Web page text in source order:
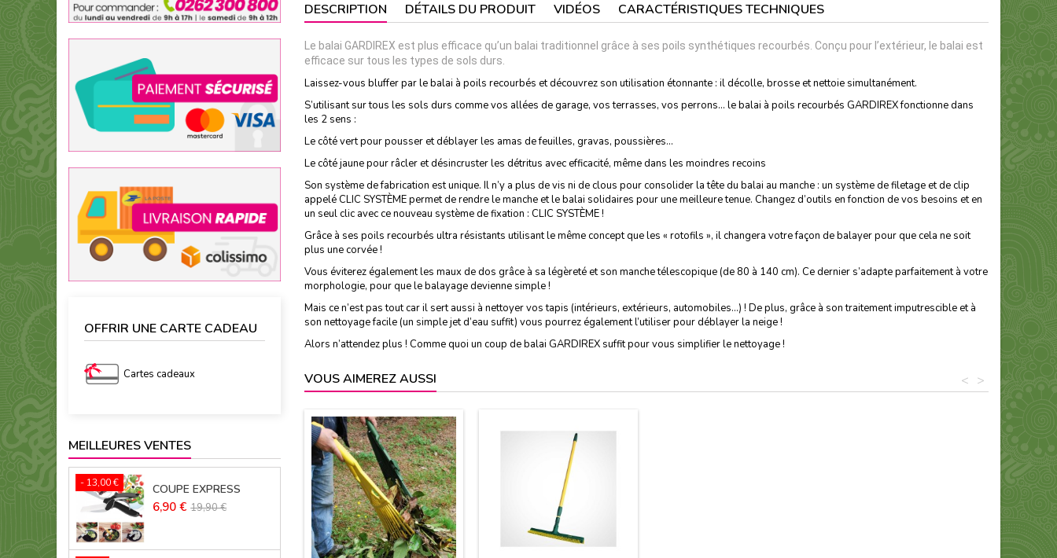
OFFRIR UNE CARTE CADEAU
Cartes cadeaux
MEILLEURES VENTES
- 13,00 € COUPE EXPRESS
Prix
6,90 € Prix
19,90 €
DESCRIPTION DÉTAILS DU PRODUIT VIDÉOS CARACTÉRISTIQUES TECHNIQUES
Le balai GARDIREX est plus efficace qu’un balai traditionnel grâce à ses poils synthétiques recourbés. Conçu pour l’extérieur, le balai est
efficace sur tous les types de sols durs.
Laissez-vous bluffer par le balai à poils recourbés et découvrez son utilisation étonnante : il décolle, brosse et nettoie simultanément.
S’utilisant sur tous les sols durs comme vos allées de garage, vos terrasses, vos perrons… le balai à poils recourbés GARDIREX fonctionne dans
les 2 sens :
Le côté vert pour pousser et déblayer les amas de feuilles, gravas, poussières…
Le côté jaune pour râcler et désincruster les détritus avec efficacité, même dans les moindres recoins
Son système de fabrication est unique. Il n’y a plus de vis ni de clous pour consolider la tête du balai au manche : un système de filetage et de clip
appelé CLIC SYSTÈME permet de rendre le manche et le balai solidaires pour une meilleure tenue. Changez d’outils en fonction de vos besoins et en
un seul clic avec ce nouveau système de fixation : CLIC SYSTÈME !
Grâce à ses poils recourbés ultra résistants utilisant le même concept que les « rotofils », il changera votre façon de balayer pour que cela ne soit
plus une corvée !
Vous éviterez également les maux de dos grâce à sa légèreté et son manche télescopique (de 80 à 140 cm). Ce dernier s’adapte parfaitement à votre
morphologie, pour que le balayage devienne simple !
Mais ce n’est pas tout car il sert aussi à nettoyer vos tapis (intérieurs, extérieurs, automobiles…) ! De plus, grâce à son traitement imputrescible et à
son nettoyage facile (un simple jet d’eau suffit) vous pourrez également l’utiliser pour déblayer la neige !
Alors n’attendez plus ! Comme quoi un coup de balai GARDIREX suffit pour vous simplifier le nettoyage !
VOUS AIMEREZ AUSSI >
<